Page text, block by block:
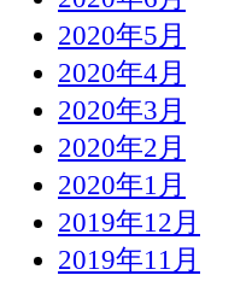
2020年5月
2020年4月
2020年3月
2020年2月
2020年1月
2019年12月
2019年11月